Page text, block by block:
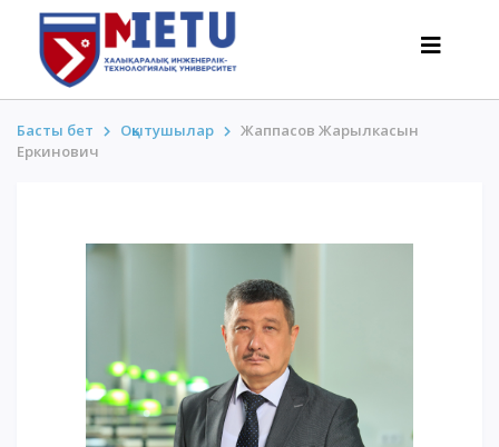
Жеңілдіктер
50 баллдан төмен / ҰБТ-сыз
Басты бет Оқытушылар
Жаппасов Жарылкасын
Еркинович